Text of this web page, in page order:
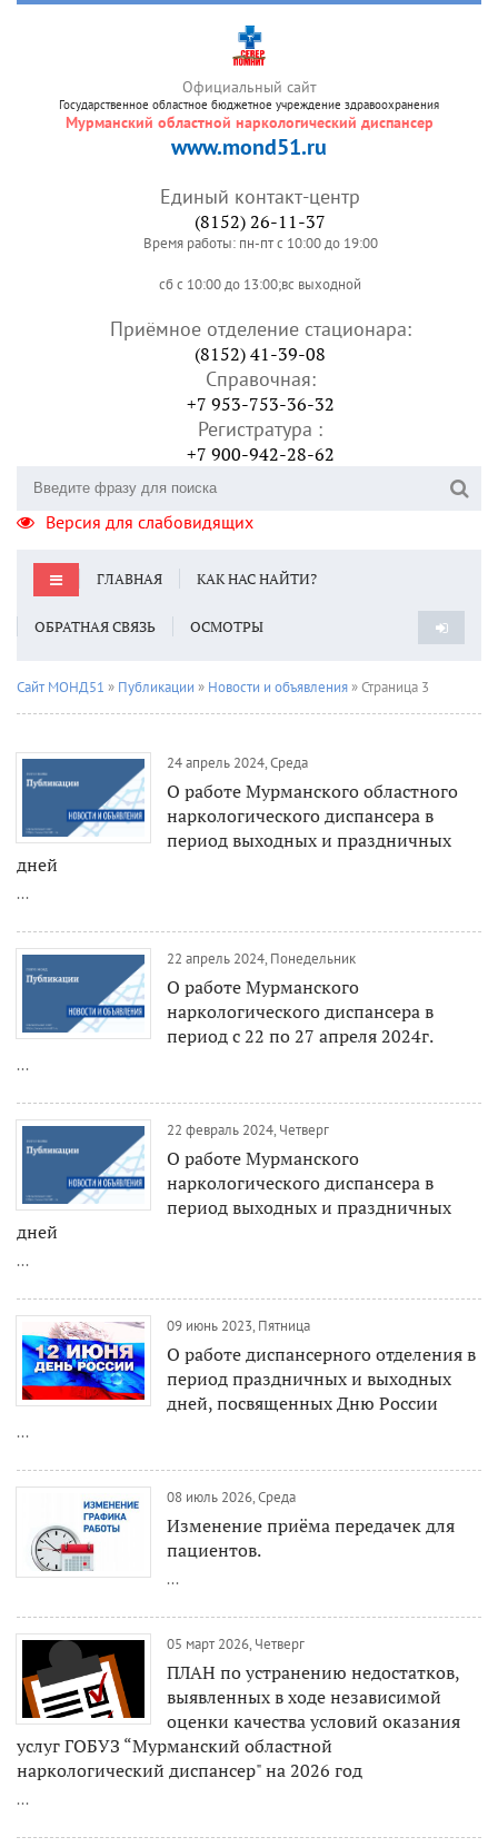
Официальный сайт
Государственное областное бюджетное учреждение здравоохранения
Мурманский областной наркологический диспансер
www.mond51.ru
Версия для слабовидящих
Единый контакт-центр
(8152) 26-11-37
Время работы: пн-пт с 10:00 до 19:00
сб с 10:00 до 13:00;вс выходной
Приёмное отделение стационара:
(8152) 41-39-08
Справочная:
+7 953-753-36-32
Регистратура :
+7 900-942-28-62
ГЛАВНАЯ КАК НАС НАЙТИ?
ОБРАТНАЯ СВЯЗЬ ОСМОТРЫ
Сайт МОНД51 » Публикации » Новости и объявления» Страница 3
24 апрель 2024, Среда
О работе Мурманского областного
наркологического диспансера в
период выходных и праздничных
дней
...
22 апрель 2024, Понедельник
О работе Мурманского
наркологического диспансера в
период с 22 по 27 апреля 2024г.
...
22 февраль 2024, Четверг
О работе Мурманского
наркологического диспансера в
период выходных и праздничных
дней
...
09 июнь 2023, Пятница
О работе диспансерного отделения в
период праздничных и выходных
дней, посвященных Дню России
...
08 июль 2026, Среда
Изменение приёма передачек для
пациентов.
...
05 март 2026, Четверг
ПЛАН по устранению недостатков,
выявленных в ходе независимой
оценки качества условий оказания
услуг ГОБУЗ “Мурманский областной
наркологический диспансер" на 2026 год
...